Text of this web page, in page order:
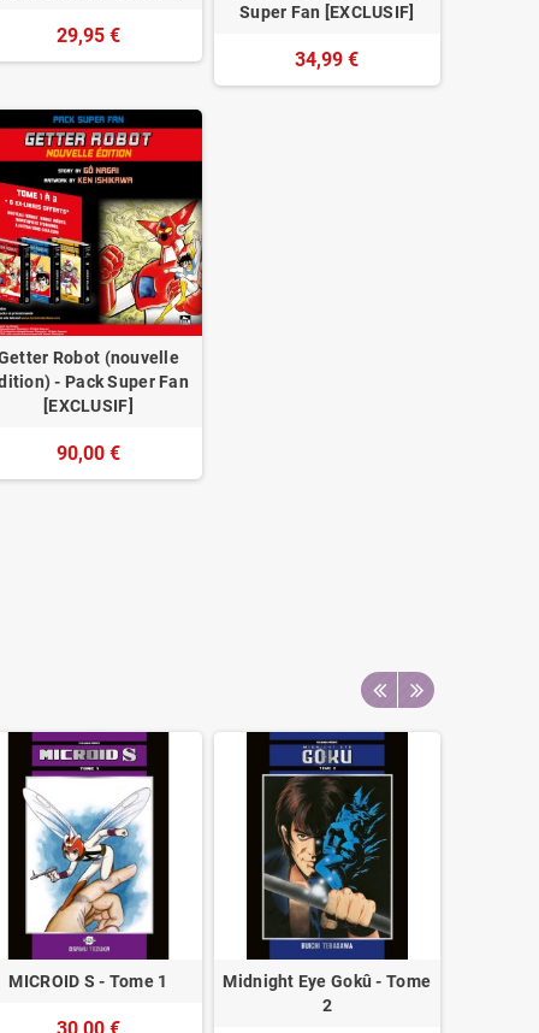
29,95 €
Super Fan [EXCLUSIF]
34,99 €
Robot (nouvelle
- Pack Super Fan
[EXCLUSIF]
90,00 €
MICROID S - Tome 1
30,00 €
Midnight Eye Gokû - Tome
2